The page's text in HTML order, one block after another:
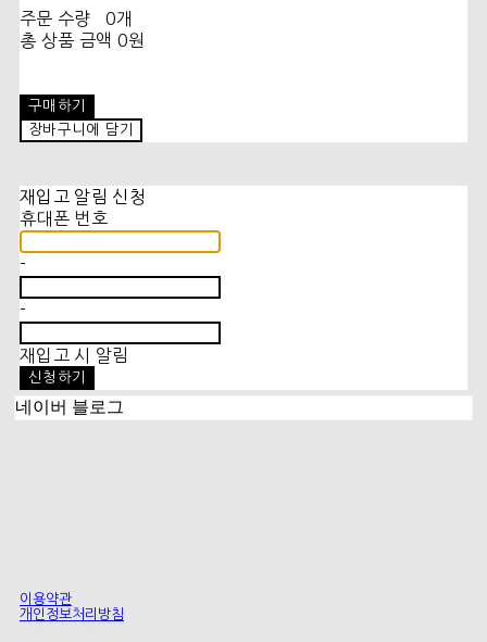
주문 수량
0개
총 상품 금액 0원
구매하기
장바구니에 담기
재입고 알림 신청
휴대폰 번호
-
-
재입고 시 알림
신청하기
네이버 블로그
이용약관
개인정보처리방침